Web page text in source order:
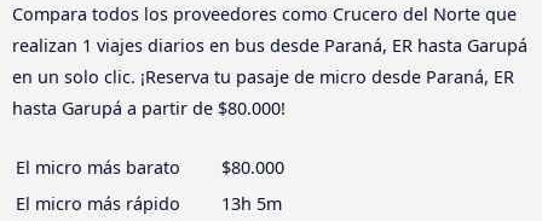
Compara todos los proveedores como Crucero del Norte que
realizan 1 viajes diarios en bus desde Paraná, ER hasta Garupá
en un solo clic. ¡Reserva tu pasaje de micro desde Paraná, ER
hasta Garupá a partir de $80.000!
El micro más barato
$80.000
El micro más rápido
13h 5m